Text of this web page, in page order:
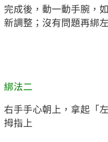
完成後，動一動手腕，
新調整；沒有問題再綁
綁法二
右手手心朝上，拿起「
拇指上